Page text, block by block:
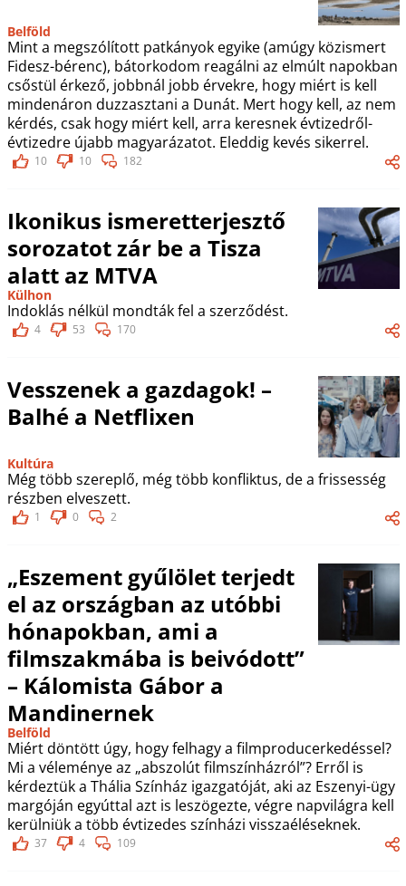
Belföld
Mint a megszólított patkányok egyike (amúgy közismert
Fidesz-bérenc), bátorkodom reagálni az elmúlt napokban
csőstül érkező, jobbnál jobb érvekre, hogy miért is kell
mindenáron duzzasztani a Dunát. Mert hogy kell, az nem
kérdés, csak hogy miért kell, arra keresnek évtizedről-
évtizedre újabb magyarázatot. Eleddig kevés sikerrel.
10 10 182
Ikonikus ismeretterjesztő
sorozatot zár be a Tisza
alatt az MTVA
Külhon
Indoklás nélkül mondták fel a szerződést.
4 53 170
Vesszenek a gazdagok! –
Balhé a Netflixen
Kultúra
Még több szereplő, még több konfliktus, de a frissesség
részben elveszett.
1 0 2
„Eszement gyűlölet terjedt
el az országban az utóbbi
hónapokban, ami a
filmszakmába is beivódott”
– Kálomista Gábor a
Mandinernek
Belföld
Miért döntött úgy, hogy felhagy a filmproducerkedéssel?
Mi a véleménye az „abszolút filmszínházról”? Erről is
kérdeztük a Thália Színház igazgatóját, aki az Eszenyi-ügy
margóján egyúttal azt is leszögezte, végre napvilágra kell
kerülniük a több évtizedes színházi visszaéléseknek.
37 4 109